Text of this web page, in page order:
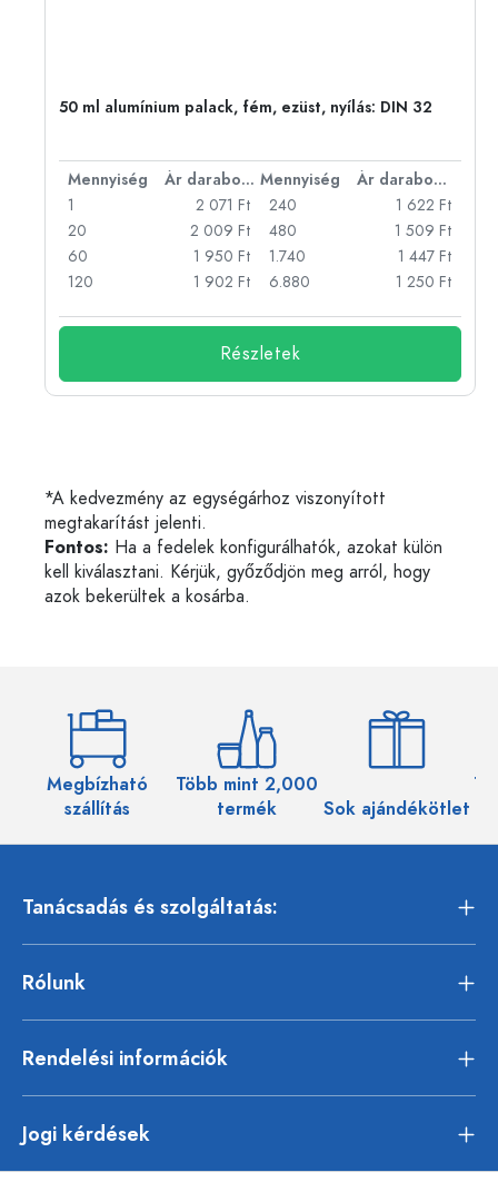
50 ml alumínium palack, fém, ezüst, nyílás: DIN 32
Mennyiség Ár darabonként Mennyiség
Ár darabonként
1
2 071 Ft
20
2 009 Ft
60
1 950 Ft
120
1 902 Ft
240
1 622 Ft
480
1 509 Ft
1.740
1 447 Ft
6.880
1 250 Ft
Részletek
*A kedvezmény az egységárhoz viszonyított
megtakarítást jelenti.
Fontos: Ha a fedelek konfigurálhatók, azokat külön
kell kiválasztani. Kérjük, győződjön meg arról, hogy
azok bekerültek a kosárba.
Megbízható
szállítás
Több mint 2,000
termék
Sok ajándékötlet
Tanácsadás és szolgáltatás:
Rólunk
Rendelési információk
Jogi kérdések